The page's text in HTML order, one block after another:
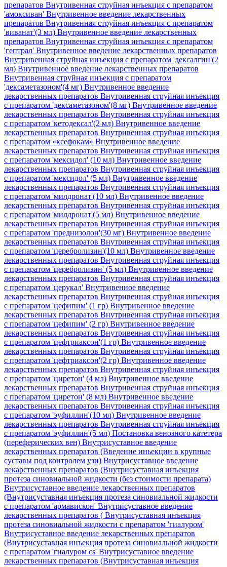
препаратов Внутривенная струйная инъекция с препаратом
'амоксиван' Внутривенное введение лекарственных
препаратов Внутривенная струйная инъекция с препаратом
'виванат'(3 мл) Внутривенное введение лекарственных
препаратов Внутривенная струйная инъекция с препаратом
'гептрал' Внутривенное введение лекарственных препаратов
Внутривенная струйная инъекция с препаратом 'дексалгин'(2
мл) Внутривенное введение лекарственных препаратов
Внутривенная струйная инъекция с препаратом
'дексаметазоном'(4 мг) Внутривенное введение
лекарственных препаратов Внутривенная струйная инъекция
с препаратом 'дексаметазоном'(8 мг) Внутривенное введение
лекарственных препаратов Внутривенная струйная инъекция
с препаратом 'кетодексал'(2 мл) Внутривенное введение
лекарственных препаратов Внутривенная струйная инъекция
с препаратом «ксефокам» Внутривенное введение
лекарственных препаратов Внутривенная струйная инъекция
с препаратом 'мексидол' (10 мл) Внутривенное введение
лекарственных препаратов Внутривенная струйная инъекция
с препаратом 'мексидол' (5 мл) Внутривенное введение
лекарственных препаратов Внутривенная струйная инъекция
с препаратом 'милдронат'(10 мл) Внутривенное введение
лекарственных препаратов Внутривенная струйная инъекция
с препаратом 'милдронат'(5 мл) Внутривенное введение
лекарственных препаратов Внутривенная струйная инъекция
с препаратом 'преднизолон'(30 мг) Внутривенное введение
лекарственных препаратов Внутривенная струйная инъекция
с препаратом 'церебролизин'(10 мл) Внутривенное введение
лекарственных препаратов Внутривенная струйная инъекция
с препаратом 'церебролизин' (5 мл) Внутривенное введение
лекарственных препаратов Внутривенная струйная инъекция
с препаратом 'церукал' Внутривенное введение
лекарственных препаратов Внутривенная струйная инъекция
с препаратом 'цефипим' (1 гр) Внутривенное введение
лекарственных препаратов Внутривенная струйная инъекция
с препаратом 'цефипим' (2 гр) Внутривенное введение
лекарственных препаратов Внутривенная струйная инъекция
с препаратом 'цефтриаксон'(1 гр) Внутривенное введение
лекарственных препаратов Внутривенная струйная инъекция
с препаратом 'цефтриаксон'(2 гр) Внутривенное введение
лекарственных препаратов Внутривенная струйная инъекция
с препаратом 'циретон' (4 мл) Внутривенное введение
лекарственных препаратов Внутривенная струйная инъекция
с препаратом 'циретон' (8 мл) Внутривенное введение
лекарственных препаратов Внутривенная струйная инъекция
с препаратом 'эуфиллин'(10 мл) Внутривенное введение
лекарственных препаратов Внутривенная струйная инъекция
с препаратом 'эуфиллин'(5 мл) Постановка венозного катетера
(переферических вен) Внутрисуставное введение
лекарственных препаратов (Введение иньекции в крупные
суставы под контролем узи) Внутрисуставное введение
лекарственных препаратов (Внутрисуставная инъекция
протеза синовиальной жидкости (без стоимости препарата)
Внутрисуставное введение лекарственных препаратов
(Внутрисуставная инъекция протеза синовиальной жидкости
с препаратом 'армавискон' Внутрисуставное введение
лекарственных препаратов ( Внутрисуставная инъекция
протеза синовиальной жидкости с препаратом 'гиалуром'
Внутрисуставное введение лекарственных препаратов
(Внутрисуставная инъекция протеза синовиальной жидкости
с препаратом 'гиалуром cs' Внутрисуставное введение
лекарственных препаратов (Внутрисуставная инъекция